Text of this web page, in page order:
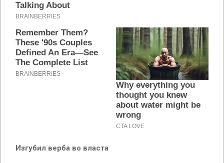
Изгубил верба во власта